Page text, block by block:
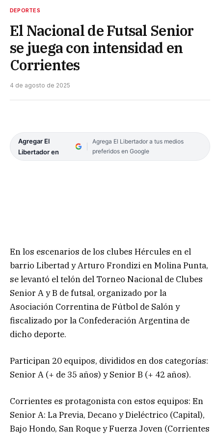
DEPORTES
El Nacional de Futsal Senior
se juega con intensidad en
Corrientes
4 de agosto de 2025
Agregar El
Libertador en
Agrega El Libertador a tus medios
preferidos en Google
En los escenarios de los clubes Hércules en el
barrio Libertad y Arturo Frondizi en Molina Punta,
se levantó el telón del Torneo Nacional de Clubes
Senior A y B de futsal, organizado por la
Asociación Correntina de Fútbol de Salón y
fiscalizado por la Confederación Argentina de
dicho deporte.
Participan 20 equipos, divididos en dos categorías:
Senior A (+ de 35 años) y Senior B (+ 42 años).
Corrientes es protagonista con estos equipos: En
Senior A: La Previa, Decano y Dieléctrico (Capital),
Bajo Hondo, San Roque y Fuerza Joven (Corrientes